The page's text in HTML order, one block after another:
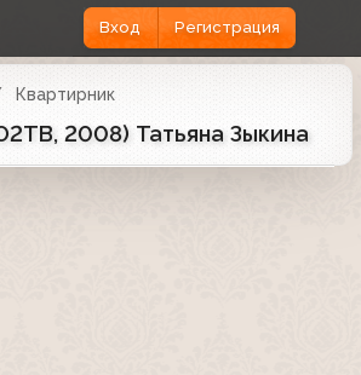
Вход Регистрация
Квартирник
2008) Татьяна Зыкина